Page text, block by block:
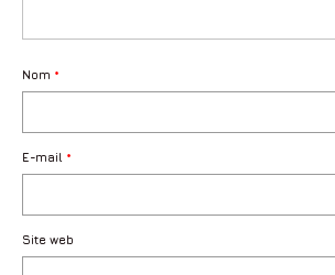
Tarifs
Bon cadeau
Nom *
E-mail *
Site web